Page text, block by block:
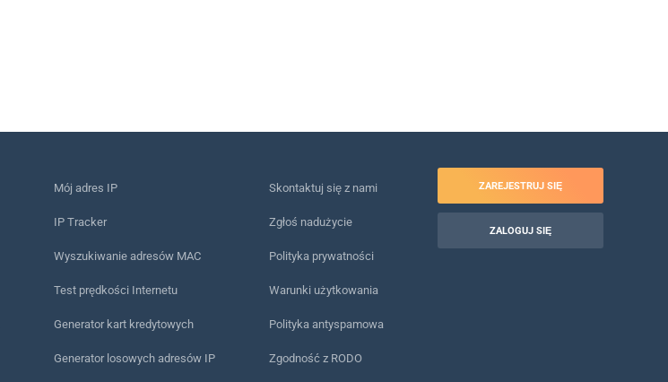
Mój adres IP
IP Tracker
Wyszukiwanie adresów MAC
Test prędkości Internetu
Generator kart kredytowych
Generator losowych adresów IP
Skontaktuj się z nami
Zgłoś nadużycie
Polityka prywatności
Warunki użytkowania
Polityka antyspamowa
Zgodność z RODO
ZAREJESTRUJ SIĘ
ZALOGUJ SIĘ